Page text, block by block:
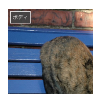
ボディ